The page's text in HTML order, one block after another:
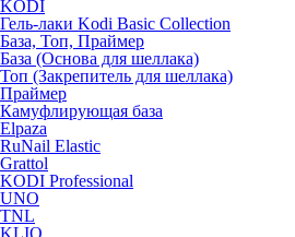
KODI
Гель-лаки Kodi Basic Collection
База, Топ, Праймер
База (Основа для шеллака)
Топ (Закрепитель для шеллака)
Праймер
Камуфлирующая база
Elpaza
RuNail Elastic
Grattol
KODI Professional
UNO
TNL
KLIO